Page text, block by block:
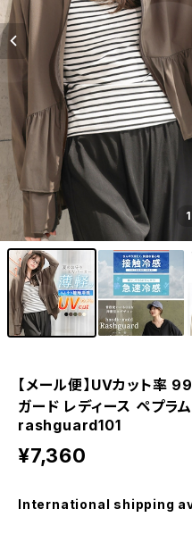
1
【メール便】UVカット率
ガード レディース ペプラ
rashguard101
¥7,360
International shipping